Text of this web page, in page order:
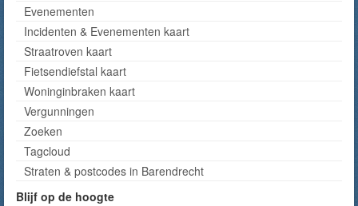
Evenementen
Incidenten & Evenementen kaart
Straatroven kaart
Fietsendiefstal kaart
Woninginbraken kaart
Vergunningen
Zoeken
Tagcloud
Straten & postcodes in Barendrecht
Blijf op de hoogte